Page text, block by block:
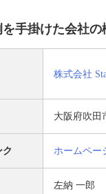
を手掛けた会社の
株式会社
大阪府吹田
ク ホームペー
左納 一郎